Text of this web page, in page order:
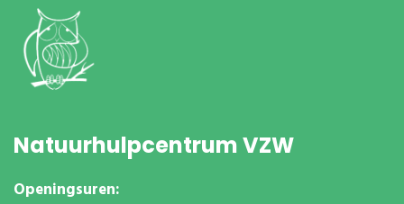
Natuurhulpcentrum VZW
Openingsuren: